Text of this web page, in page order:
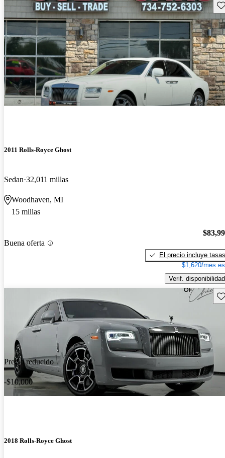
2011 Rolls-Royce Ghost
Sedan 32,011 millas
Woodhaven, MI
15 millas
Buena oferta
El precio incluye tasas
$1,620/mes
Verif. disponibilidad
Precio reducido
-$10,000
2018 Rolls-Royce Ghost